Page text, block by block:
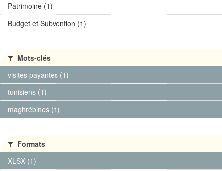
Patrimoine (1)
Budget et Subvention (1)
Mots-clés
visites payantes (1)
tunisiens (1)
maghrébines (1)
Formats
XLSX (1)